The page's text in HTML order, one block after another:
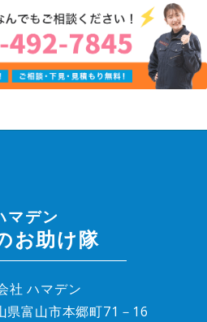
マデン
お助け隊
社 ハマデン
県富山市本郷町71－16